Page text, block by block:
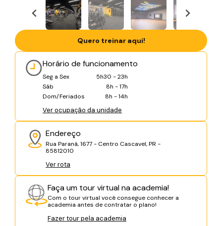
Horário de funcionamento
Seg a Sex
5h30 - 23h
Sáb
8h - 17h
Dom/Feriados
8h - 14h
Ver ocupação da unidade
Endereço
Rua Paraná, 1677 - Centro Cascavel, PR -
85812010
Ver rota
Faça um tour virtual na academia!
Com o tour virtual você consegue conhecer a
academia antes de contratar o plano!
Fazer tour pela academia
Quero treinar aqui!